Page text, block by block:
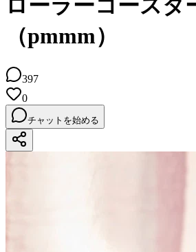
ローラーコースタ
（pmmm）
397
0
チャットを始める